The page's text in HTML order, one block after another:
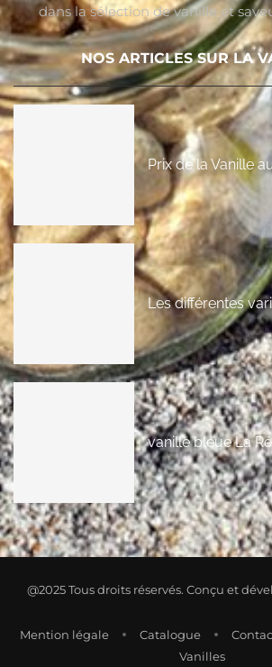
dans la sélection de vanille et
NOS ARTICLES SUR LA
Prix de la Vanille
Les différentes
vanille bleue La
@2025 Tous droits réservés. Conçu et
Mention légale Catalogue
Vanilles